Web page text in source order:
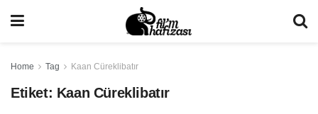
Home Tag Kaan Cüreklibatır
Etiket: Kaan Cüreklibatır